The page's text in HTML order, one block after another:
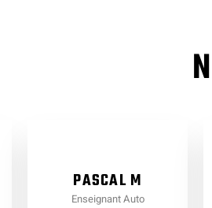
PASCAL M
Enseignant Auto